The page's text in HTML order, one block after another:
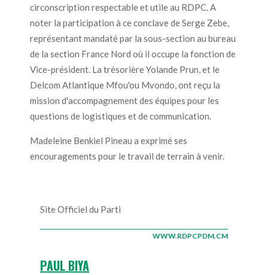
circonscription respectable et utile au RDPC. A
noter la participation à ce conclave de Serge Zebe,
représentant mandaté par la sous-section au bureau
de la section France Nord où il occupe la fonction de
Vice-président. La trésorière Yolande Prun, et le
Delcom Atlantique Mfou'ou Mvondo, ont reçu la
mission d'accompagnement des équipes pour les
questions de logistiques et de communication.
Madeleine Benkiel Pineau a exprimé ses
encouragements pour le travail de terrain à venir.
Site Officiel du Parti
WWW.RDPCPDM.CM
PAUL BIYA